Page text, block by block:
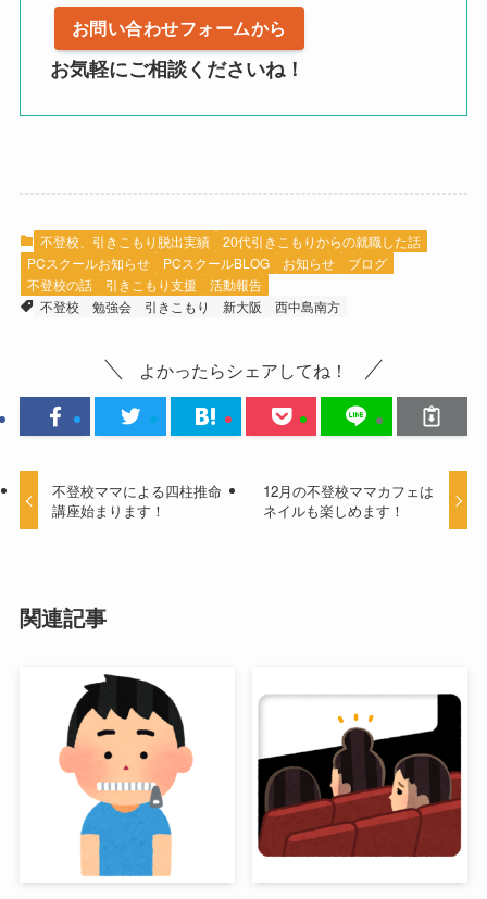
お問い合わせフォームから
お気軽にご相談くださいね！
不登校、引きこもり脱出実績
20代引きこもりからの就職した話
PCスクールお知らせ
PCスクールBLOG お知らせ
ブログ
不登校の話
引きこもり支援
活動報告
不登校
勉強会 引きこもり 新大阪 西中島南方
よかったらシェアしてね！
不登校ママによる四柱推命
講座始まります！
12月の不登校ママカフェは
ネイルも楽しめます！
関連記事